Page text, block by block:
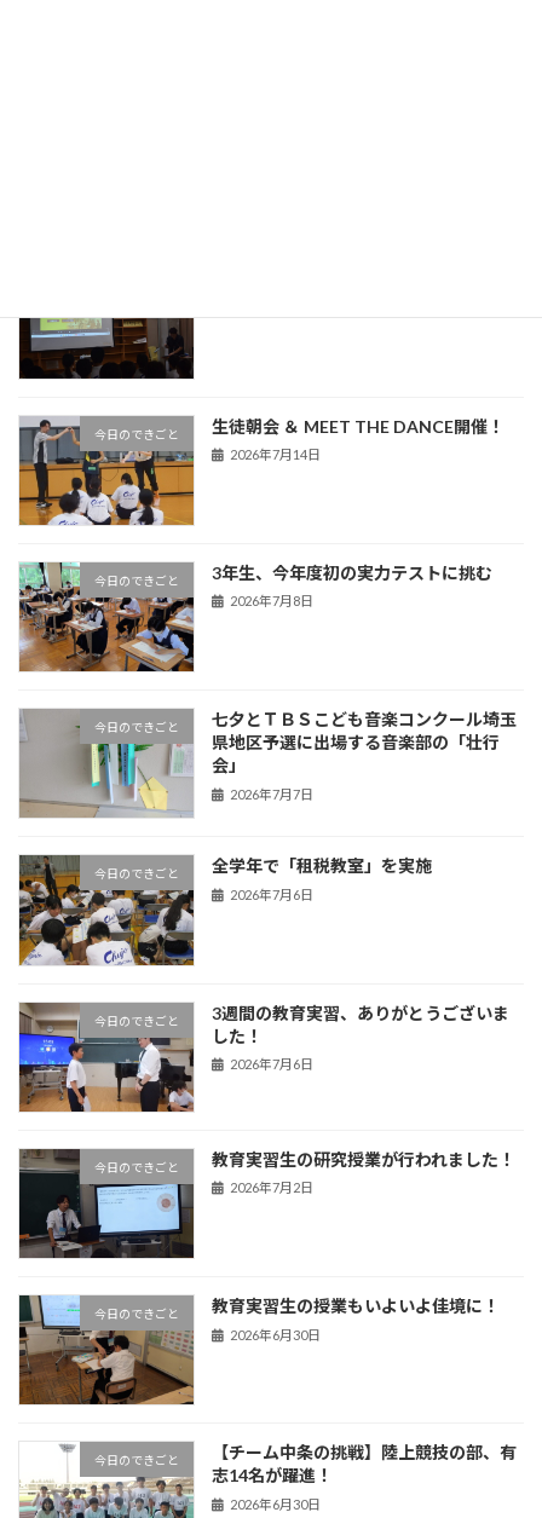
今日のできごと 生徒朝会 ＆ MEET THE DANCE開催！
2026年7月14日
今日のできごと 3年生、今年度初の実力テストに挑む
2026年7月8日
今日のできごと
七夕とＴＢＳこども音楽コンクール埼玉
県地区予選に出場する音楽部の「壮行
会」
2026年7月7日
今日のできごと 全学年で「租税教室」を実施
2026年7月6日
今日のできごと
3週間の教育実習、ありがとうございま
した！
2026年7月6日
今日のできごと 教育実習生の研究授業が行われました！
2026年7月2日
今日のできごと 教育実習生の授業もいよいよ佳境に！
2026年6月30日
今日のできごと
【チーム中条の挑戦】陸上競技の部、有
志14名が躍進！
2026年6月30日